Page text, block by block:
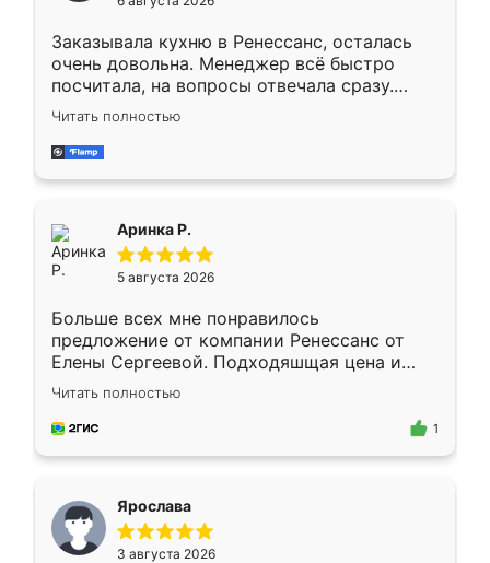
мебели буду заказывать только здесь.
Заказывала кухню в Ренессанс, осталась
очень довольна. Менеджер всё быстро
посчитала, на вопросы отвечала сразу.
Замерщик приехал в субботу, подошёл к
делу со всей ответственностью. Собрали
за день, ребята работали аккуратно, даже
Читать полностью
Аринка Р.
5 августа 2026
Больше всех мне понравилось
предложение от компании Ренессанс от
Елены Сергеевой. Подходяшщая цена и
короткие сроки изготовления. Приехавший
для замера сотрудник Владислав
предложил по моему эскизу самый
Читать полностью
1
Ярослава
3 августа 2026